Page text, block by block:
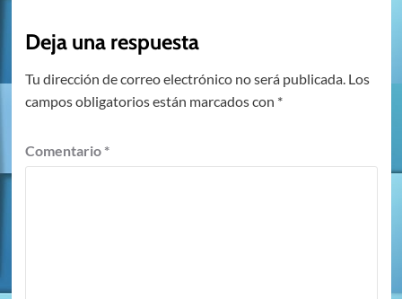
Deja una respuesta
Tu dirección de correo electrónico no será publicada. Los
campos obligatorios están marcados con *
Comentario *